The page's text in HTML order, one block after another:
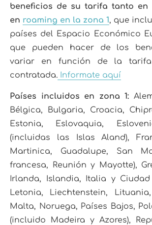
beneficios de su tarifa tanto en
en roaming en la zona 1, que
países del Espacio Económico
que pueden hacer de los
variar en función de la
contratada. Informate aquí
Países incluidos en zona 1:
Bélgica, Bulgaria, Croacia,
Estonia, Eslovaquia,
(incluidas las Islas Aland),
Martinica, Guadalupe, San
francesa, Reunión y Mayotte),
Irlanda, Islandia, Italia y
Letonia, Liechtenstein,
Malta, Noruega, Países Bajos,
(incluido Madeira y Azores),